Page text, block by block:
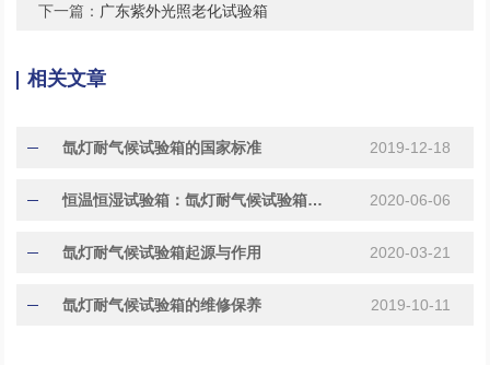
下一篇： 广东紫外光照老化试验箱
相关文章
氙灯耐气候试验箱的国家标准 2019-12-18
恒温恒湿试验箱：氙灯耐气候试验箱作用 2020-06-06
氙灯耐气候试验箱起源与作用 2020-03-21
氙灯耐气候试验箱的维修保养 2019-10-11